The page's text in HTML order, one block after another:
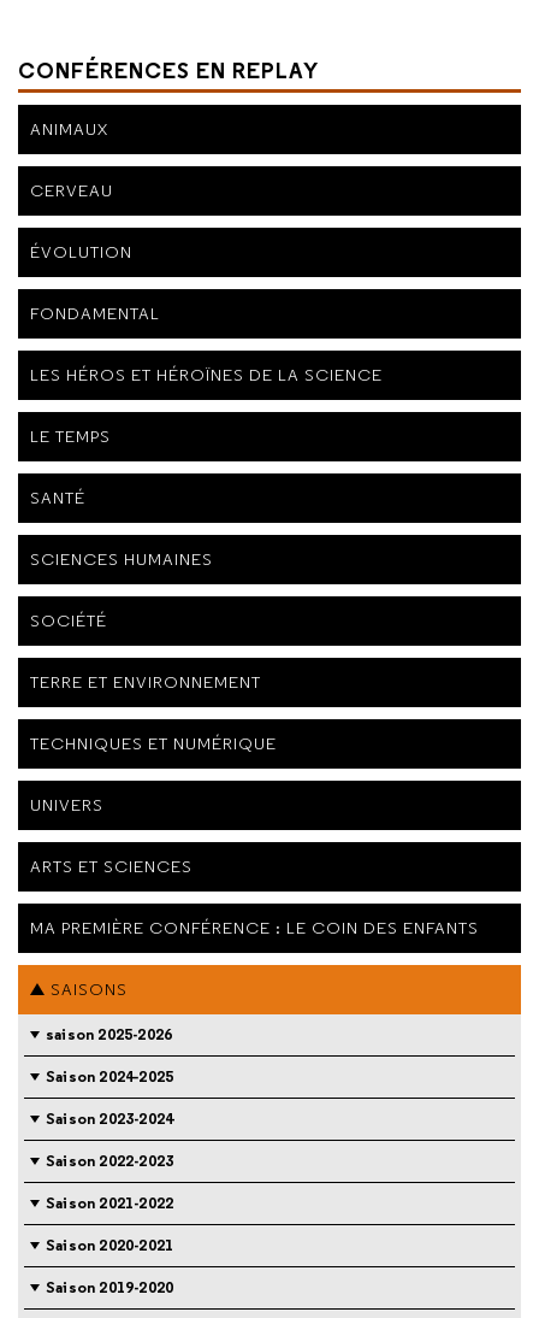
CONFÉRENCES EN REPLAY
ANIMAUX
CERVEAU
ÉVOLUTION
FONDAMENTAL
LES HÉROS ET HÉROÏNES DE LA SCIENCE
LE TEMPS
SANTÉ
SCIENCES HUMAINES
SOCIÉTÉ
TERRE ET ENVIRONNEMENT
TECHNIQUES ET NUMÉRIQUE
UNIVERS
ARTS ET SCIENCES
MA PREMIÈRE CONFÉRENCE : LE COIN DES ENFANTS
SAISONS
saison 2025-2026
Saison 2024-2025
Saison 2023-2024
Saison 2022-2023
Saison 2021-2022
Saison 2020-2021
Saison 2019-2020